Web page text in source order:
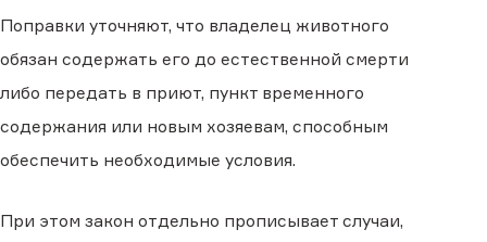
Поправки уточняют, что владелец животного
обязан содержать его до естественной смерти
либо передать в приют, пункт временного
содержания или новым хозяевам, способным
обеспечить необходимые условия.
При этом закон отдельно прописывает случаи,